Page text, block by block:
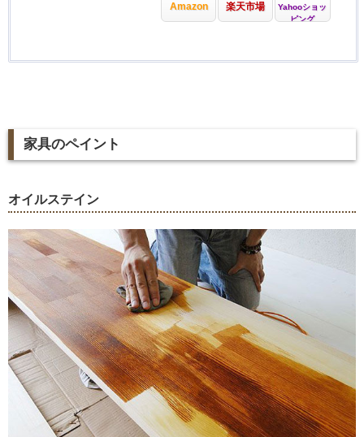
Amazon 楽天市場
Yahooショッ
ピング
家具のペイント
オイルステイン